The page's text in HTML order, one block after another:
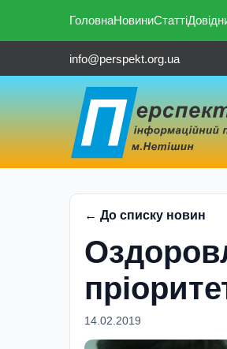
ГоловнаНовиниСтатті
info@perspekt.org.ua
← До списку новин
14.02.2019